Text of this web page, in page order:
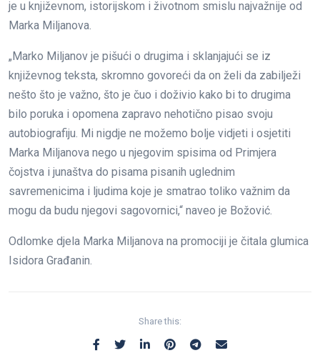
je u književnom, istorijskom i životnom smislu najvažnije od
Marka Miljanova.
„Marko Miljanov je pišući o drugima i sklanjajući se iz
književnog teksta, skromno govoreći da on želi da zabilježi
nešto što je važno, što je čuo i doživio kako bi to drugima
bilo poruka i opomena zapravo nehotično pisao svoju
autobiografiju. Mi nigdje ne možemo bolje vidjeti i osjetiti
Marka Miljanova nego u njegovim spisima od Primjera
čojstva i junaštva do pisama pisanih uglednim
savremenicima i ljudima koje je smatrao toliko važnim da
mogu da budu njegovi sagovornici,“ naveo je Božović.
Odlomke djela Marka Miljanova na promociji je čitala glumica
Isidora Građanin.
Share this: